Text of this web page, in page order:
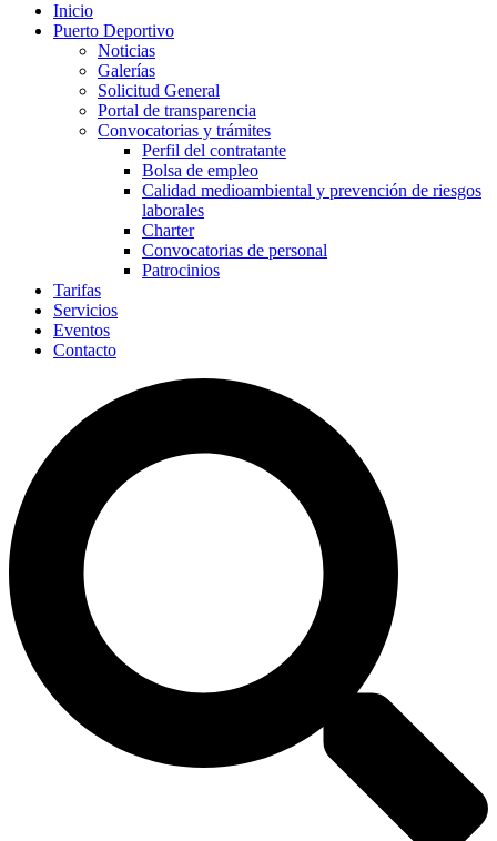
Inicio
Puerto Deportivo
Noticias
Galerías
Solicitud General
Portal de transparencia
Convocatorias y trámites
Perfil del contratante
Bolsa de empleo
Calidad medioambiental y prevención de riesgos
laborales
Charter
Convocatorias de personal
Patrocinios
Tarifas
Servicios
Eventos
Contacto